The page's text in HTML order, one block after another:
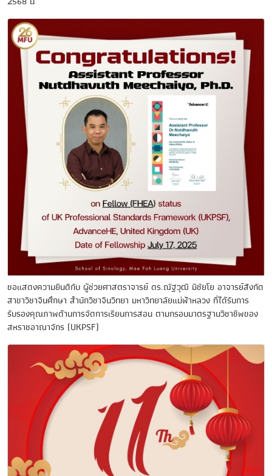
ขอแสดงความยินดีกับ ผู้ช่วยศาสตราจารย์ ดร.ณัฐวุฒิ มีชัยโย อาจารย์สังกัด
สาขาวิชาจีนศึกษา สำนักวิชาจีนวิทยา มหาวิทยาลัยแม่ฟ้าหลวง ที่ได้รับการ
รับรองคุณภาพด้านการจัดการเรียนการสอน ตามกรอบมาตรฐานวิชาชีพของ
สหราชอาณาจักร (UKPSF)